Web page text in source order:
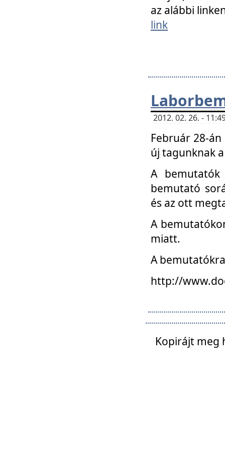
az alábbi
link
2012. 02. 26. -
Február 28-
új tagunknak
A
bemutató
és az ott
A
miatt.
A
http://
Kopirájt meg